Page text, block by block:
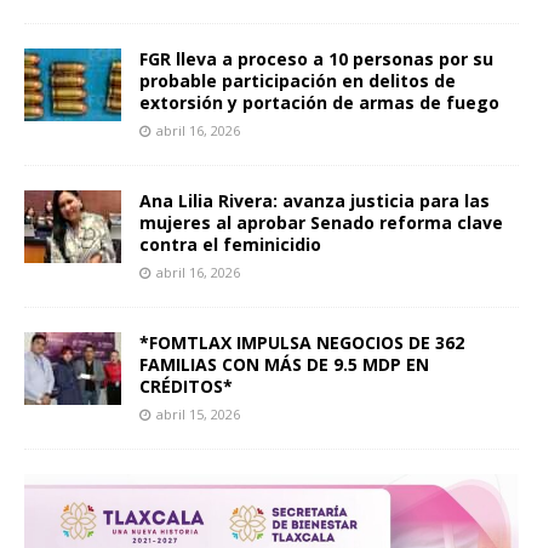
FGR lleva a proceso a 10 personas por su
probable participación en delitos de
extorsión y portación de armas de fuego
abril 16, 2026
Ana Lilia Rivera: avanza justicia para las
mujeres al aprobar Senado reforma clave
contra el feminicidio
abril 16, 2026
*FOMTLAX IMPULSA NEGOCIOS DE 362
FAMILIAS CON MÁS DE 9.5 MDP EN
CRÉDITOS*
abril 15, 2026